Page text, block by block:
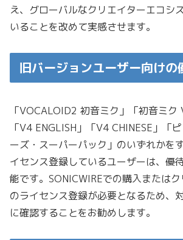
え、グローバルなクリエイターエコシ
いることを改めて実感させます。
旧バージョンユーザー向けの
「VOCALOID2 初音ミク」「初音ミク
「V4 ENGLISH」「V4 CHINESE」「
ーズ・スーパーパック」のいずれかを
イセンス登録しているユーザーは、優
能です。SONICWIREでの購入または
のライセンス登録が必要となるため、
に確認することをお勧めします。